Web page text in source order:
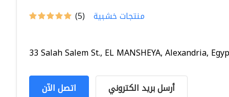
(5) منتجات خشبية
33 Salah Salem St., EL MANSHEYA, Alexandria,
اتصل الآن أرسل بريد الكتروني